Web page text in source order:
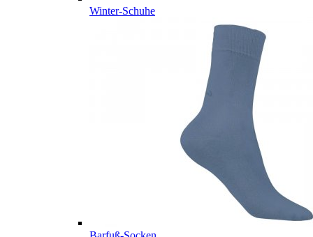
Winter-Schuhe